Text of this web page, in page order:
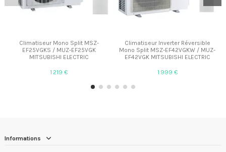
Climatiseur Mono Split MSZ-
EF25VGKS / MUZ-EF25VGK
MITSUBISHI ELECTRIC
1 219 €
Climatiseur Inverter Réversible
Mono Split MSZ-EF42VGKW / MUZ-
EF42VGK MITSUBISHI ELECTRIC
1 999 €
Informations